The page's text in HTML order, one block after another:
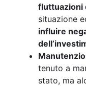
fluttuazioni
situazione
influire
tenuto a
stato, ma